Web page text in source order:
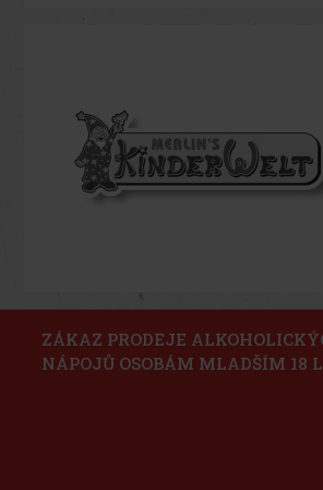
ZÁKAZ PRODEJE
NÁPOJŮ OSOBÁM MLADŠÍM 18